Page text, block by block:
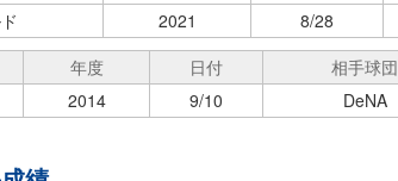
2021 8/28
年度 日付 相手球団
2014 9/10 DeNA